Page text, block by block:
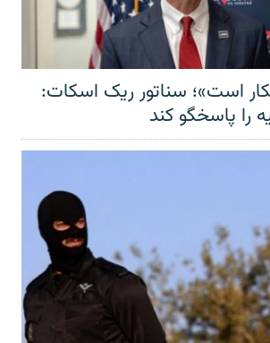
است»؛ سناتور ریک اسکات:
را پاسخگو کند